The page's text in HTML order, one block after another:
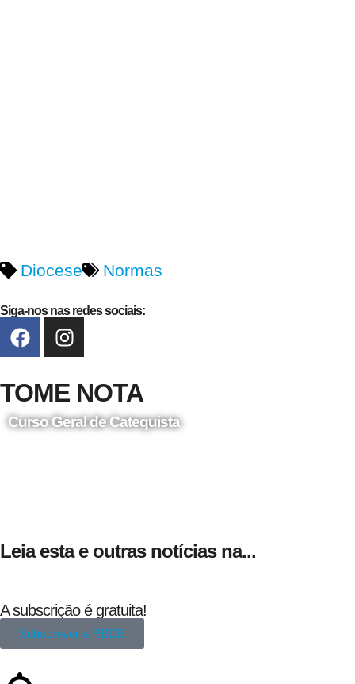
Diocese Normas
Siga-nos nas redes sociais:
TOME NOTA
Curso Geral de Catequista
Leia esta e outras notícias na...
A subscrição é gratuita!
Subscrever a REDE